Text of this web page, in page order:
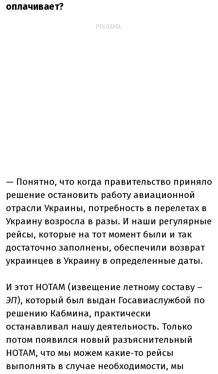
оплачивает?
РЕКЛАМА:
— Понятно, что когда правительство приняло
решение остановить работу авиационной
отрасли Украины, потребность в перелетах в
Украину возросла в разы. И наши регулярные
рейсы, которые на тот момент были и так
достаточно заполнены, обеспечили возврат
украинцев в Украину в определенные даты.
И этот НОТАМ (извещение летному составу –
ЭП), который был выдан Госавиаслужбой по
решению Кабмина, практически
останавливал нашу деятельность. Только
потом появился новый разъяснительный
НОТАМ, что мы можем какие-то рейсы
выполнять в случае необходимости, мы